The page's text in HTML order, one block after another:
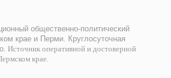
общественно-политический
крае и Перми. Круглосуточная
Источник оперативной и достоверной
крае.